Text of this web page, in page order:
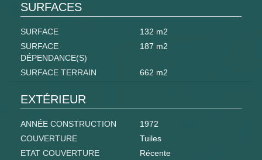
SURFACES
SURFACE
132 m2
SURFACE
DÉPENDANCE(S)
187 m2
SURFACE TERRAIN 662 m2
EXTÉRIEUR
ANNÉE CONSTRUCTION
1972
COUVERTURE
Tuiles
ETAT COUVERTURE
Récente